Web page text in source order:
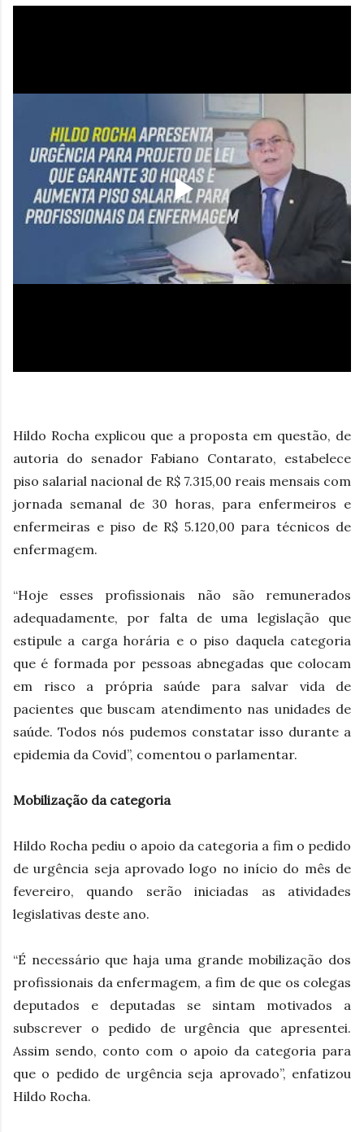
Hildo Rocha explicou que a proposta em questão, de
autoria do senador Fabiano Contarato, estabelece
piso salarial nacional de R$ 7.315,00 reais mensais com
jornada semanal de 30 horas, para enfermeiros e
enfermeiras e piso de R$ 5.120,00 para técnicos de
enfermagem.
“Hoje esses profissionais não são remunerados
adequadamente, por falta de uma legislação que
estipule a carga horária e o piso daquela categoria
que é formada por pessoas abnegadas que colocam
em risco a própria saúde para salvar vida de
pacientes que buscam atendimento nas unidades de
saúde. Todos nós pudemos constatar isso durante a
epidemia da Covid”, comentou o parlamentar.
Mobilização da categoria
Hildo Rocha pediu o apoio da categoria a fim o pedido
de urgência seja aprovado logo no início do mês de
fevereiro, quando serão iniciadas as atividades
legislativas deste ano.
“É necessário que haja uma grande mobilização dos
profissionais da enfermagem, a fim de que os colegas
deputados e deputadas se sintam motivados a
subscrever o pedido de urgência que apresentei.
Assim sendo, conto com o apoio da categoria para
que o pedido de urgência seja aprovado”, enfatizou
Hildo Rocha.